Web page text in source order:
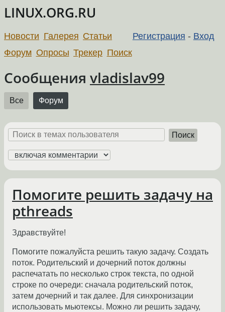
LINUX.ORG.RU
Регистрация - Вход
Новости Галерея Статьи
Форум Опросы Трекер Поиск
Сообщения vladislav99
Все Форум
Поиск
Помогите решить задачу на
pthreads
Здравствуйте!
Помогите пожалуйста решить такую задачу. Создать
поток. Родительский и дочерний поток должны
распечатать по несколько строк текста, по одной
строке по очереди: сначала родительский поток,
затем дочерний и так далее. Для синхронизации
использовать мьютексы. Можно ли решить задачу,